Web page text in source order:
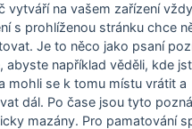
vytváří na vašem zařízení
s prohlíženou stránku chce
Je to něco jako psaní
abyste například věděli, kde
mohli se k tomu místu vrátit a
dál. Po čase jsou tyto
mazány. Pro pamatování